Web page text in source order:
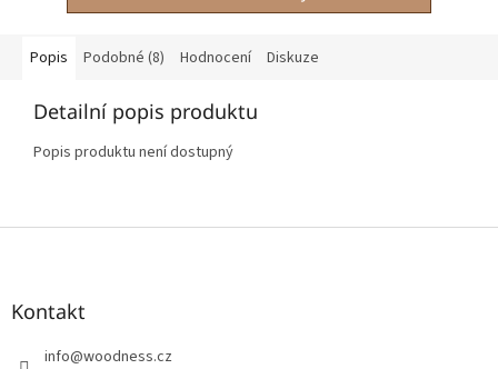
Popis Podobné (8) Hodnocení Diskuze
Detailní popis produktu
Popis produktu není dostupný
Z
Kontakt
info@woodness.cz